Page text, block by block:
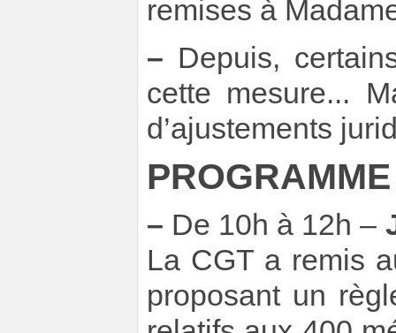
remises à
– Depuis,
cette mesure...
d’ajustements
– De 10h à 12h –
La CGT a remis
proposant un